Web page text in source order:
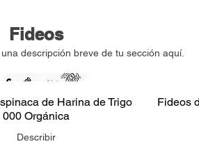
Fideos
descripción breve de tu sección aquí.
de Harina de Trigo
000 Orgánica
Describir
Fideos